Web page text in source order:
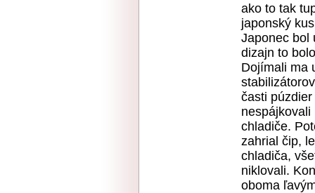
ako to tak
japonský
Japonec bol
dizajn to
Dojímali ma
časti
chladiče.
zahrial čip,
chladiča,
niklovali.
oboma